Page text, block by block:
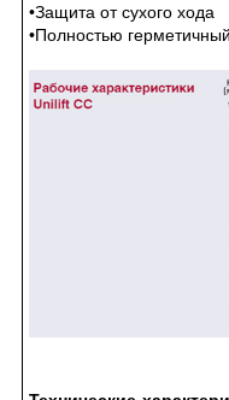
•Защита от сухого хода
•Полностью